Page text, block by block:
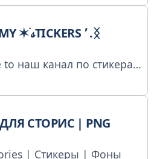
٬٬ ⸱ ◟ ˖ ࣪ 𝒦ARMY ✶࣪ 𝓈TICKERS ٬ .ᛝ
˗ˏˋ 𝒲elcome to наш канал по стикерам ´ˎ˗ Владелец - @Calthia 𝒪формление by - @KokichiOma_Shuichi
СТОРИС | PNG
| Стикеры | Фоны